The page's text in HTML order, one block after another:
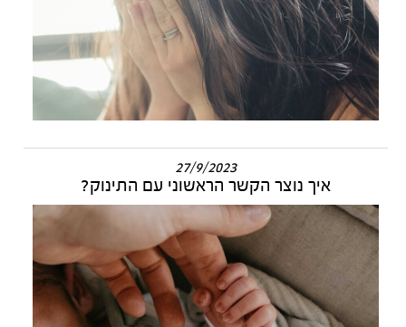
27/9/2023
איך נוצר הקשר הראשוני עם התינוק?